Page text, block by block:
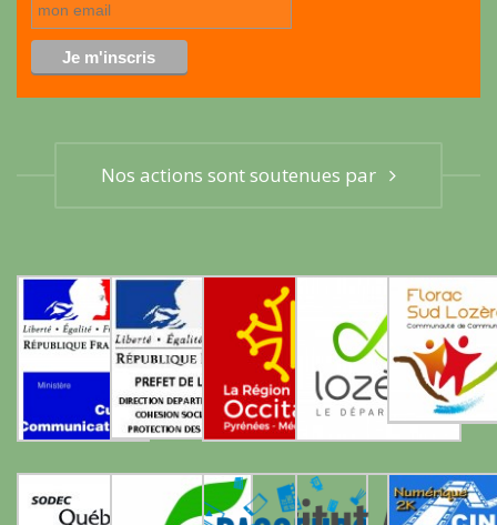
Nos actions sont soutenues par